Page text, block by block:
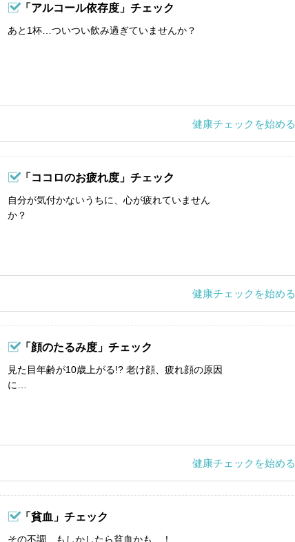
「アルコール依存度」チェック
あと1杯…ついつい飲み過ぎていませんか？
健康チェックを始める
「ココロのお疲れ度」チェック
自分が気付かないうちに、心が疲れていません
か？
健康チェックを始める
「顔のたるみ度」チェック
見た目年齢が10歳上がる!? 老け顔、疲れ顔の原因
に…
健康チェックを始める
「貧血」チェック
その不調、もしかしたら貧血かも…！